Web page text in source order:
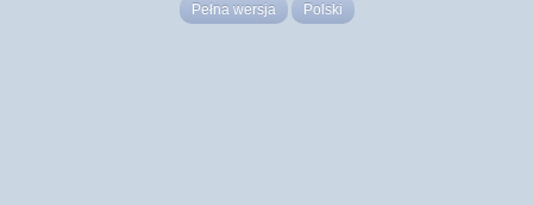
Pełna wersja Polski